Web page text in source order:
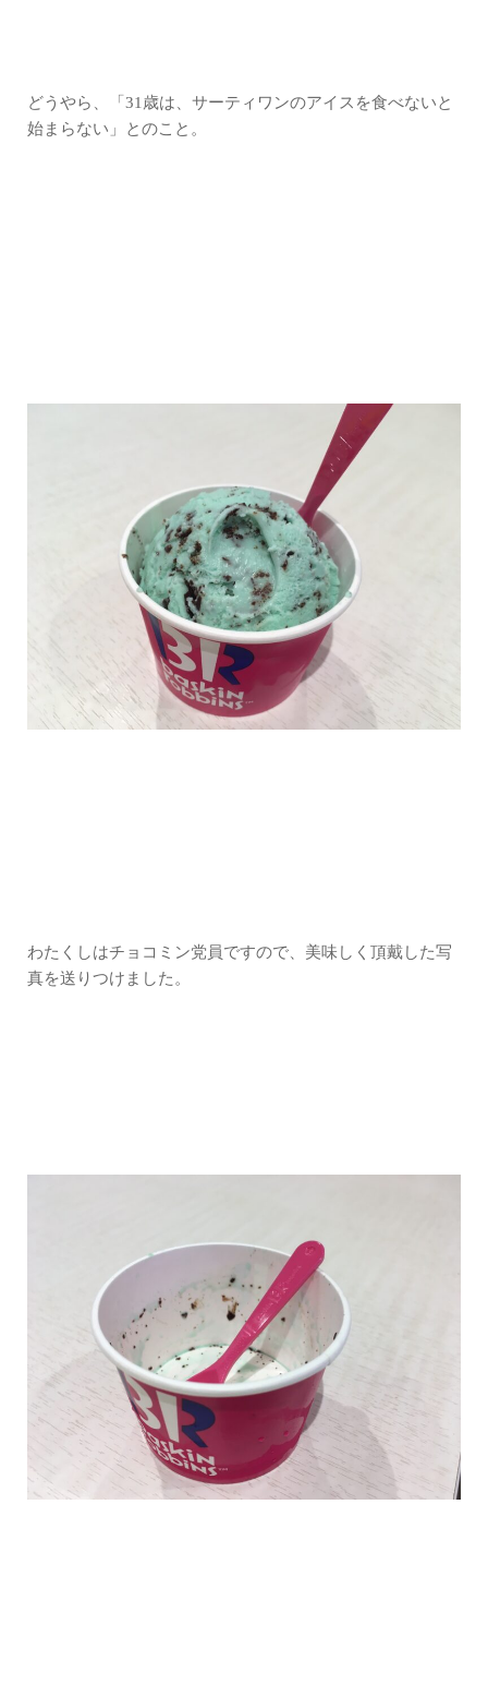
どうやら、「31歳は、サーティワンのアイスを食べないと
始まらない」とのこと。
わたくしはチョコミン党員ですので、美味しく頂戴した写
真を送りつけました。